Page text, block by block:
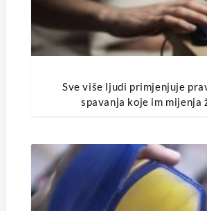
Sve više ljudi primjenjuje
spavanja koje im mijenja